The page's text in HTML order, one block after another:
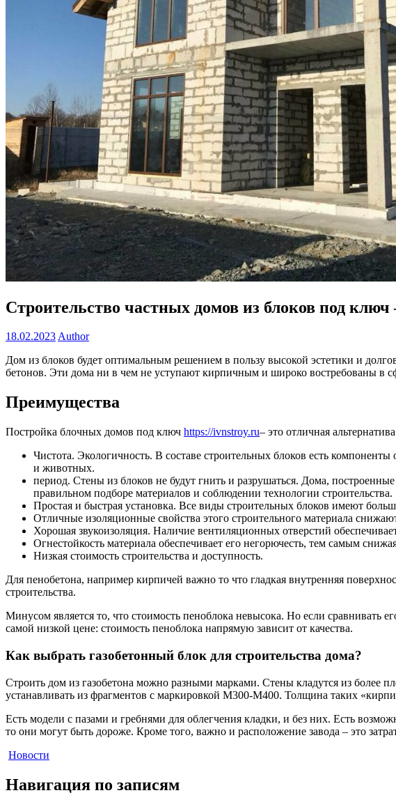
Строительство частных домов из блоков под
18.02.2023Author
Дом из блоков будет оптимальным решением в пользу высокой эстетики и
бетонов. Эти дома ни в чем не уступают кирпичным и широко востребованы в
Преимущества
Постройка блочных домов под ключ https://ivnstroy.ru– это отличная
Чистота. Экологичность. В составе строительных блоков есть
и животных.
период. Стены из блоков не будут гнить и разрушаться. Дома,
правильном подборе материалов и соблюдении технологии строительства.
Простая и быстрая установка. Все виды строительных блоков имеют
Отличные изоляционные свойства этого строительного материала
Хорошая звукоизоляция. Наличие вентиляционных отверстий
Огнестойкость материала обеспечивает его негорючесть, тем самым
Низкая стоимость строительства и доступность.
Для пенобетона, например кирпичей важно то что гладкая внутренняя
строительства.
Минусом является то, что стоимость пеноблока невысока. Но если сравнивать
самой низкой цене: стоимость пеноблока напрямую зависит от качества.
Как выбрать газобетонный блок для строительства дома?
Строить дом из газобетона можно разными марками. Стены кладутся из более
устанавливать из фрагментов с маркировкой М300-М400. Толщина таких
Есть модели с пазами и гребнями для облегчения кладки, и без них. Есть
то они могут быть дороже. Кроме того, важно и расположение завода – это
Новости
Навигация по записям